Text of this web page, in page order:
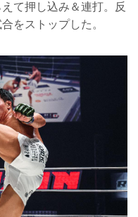
て押し込み＆連打。反
をストップした。